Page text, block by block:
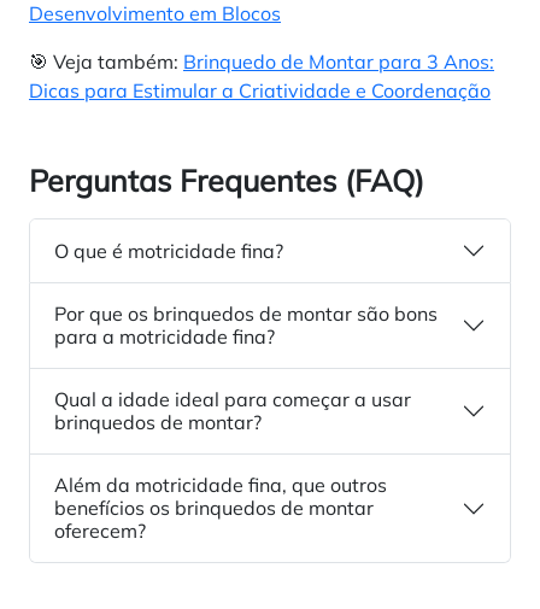
Desenvolvimento em Blocos
🎯 Veja também: Brinquedo de Montar para 3 Anos:
Dicas para Estimular a Criatividade e Coordenação
Perguntas Frequentes (FAQ)
O que é motricidade fina?
Por que os brinquedos de montar são bons
para a motricidade fina?
Qual a idade ideal para começar a usar
brinquedos de montar?
Além da motricidade fina, que outros
benefícios os brinquedos de montar
oferecem?